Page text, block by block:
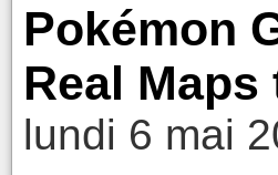
Pokémon
Real
lundi 6 mai